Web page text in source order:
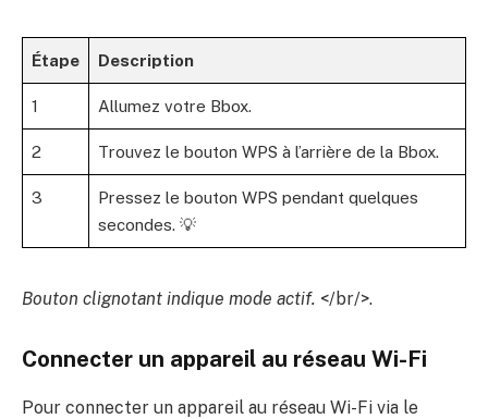
Étape Description
1 Allumez votre Bbox.
2 Trouvez le bouton WPS à l’arrière de la Bbox.
3
Pressez le bouton WPS pendant quelques
secondes. 💡
Bouton clignotant indique mode actif. </br/>.
Connecter un appareil au réseau Wi-Fi
Pour connecter un appareil au réseau Wi-Fi via le